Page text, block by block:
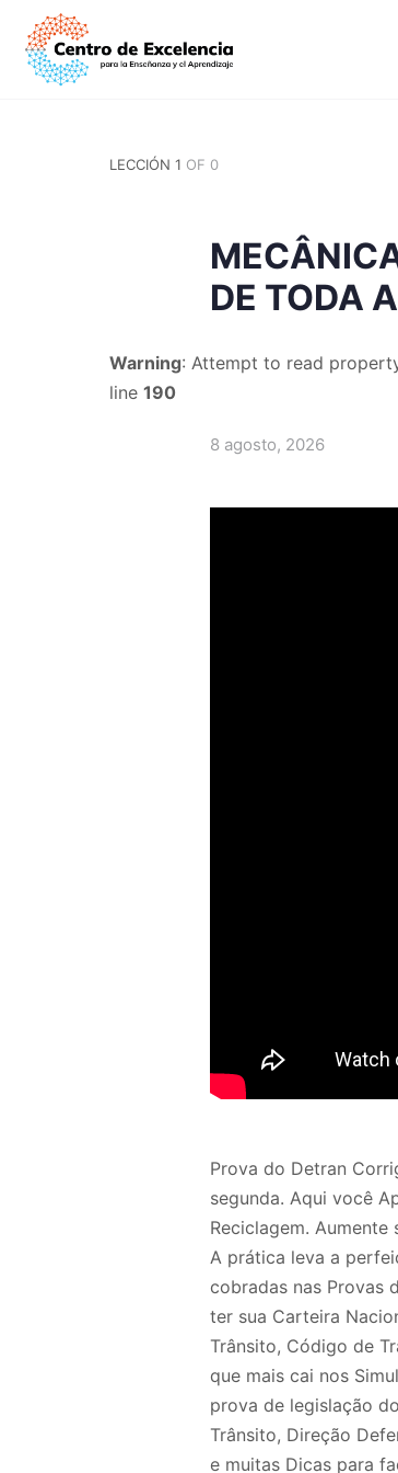
LECCIÓN 1 OF 0
DE TODA
Warning: Attempt to read
line 190
8 agosto, 2026
Prova do Detran
segunda. Aqui você
Reciclagem. Aumente
A prática leva a
cobradas nas Provas
ter sua Carteira
Trânsito, Código de
que mais cai nos
prova de legislação
Trânsito, Direção
e muitas Dicas para